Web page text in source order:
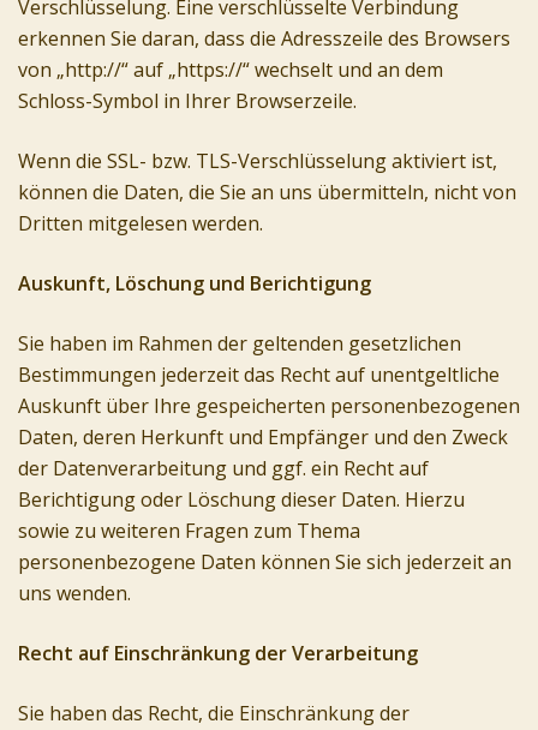
Verschlüsselung. Eine verschlüsselte Verbindung
erkennen Sie daran, dass die Adresszeile des Browsers
von „http://“ auf „https://“ wechselt und an dem
Schloss-Symbol in Ihrer Browserzeile.
Wenn die SSL- bzw. TLS-Verschlüsselung aktiviert ist,
können die Daten, die Sie an uns übermitteln, nicht von
Dritten mitgelesen werden.
Auskunft, Löschung und Berichtigung
Sie haben im Rahmen der geltenden gesetzlichen
Bestimmungen jederzeit das Recht auf unentgeltliche
Auskunft über Ihre gespeicherten personenbezogenen
Daten, deren Herkunft und Empfänger und den Zweck
der Datenverarbeitung und ggf. ein Recht auf
Berichtigung oder Löschung dieser Daten. Hierzu
sowie zu weiteren Fragen zum Thema
personenbezogene Daten können Sie sich jederzeit an
uns wenden.
Recht auf Einschränkung der Verarbeitung
Sie haben das Recht, die Einschränkung der